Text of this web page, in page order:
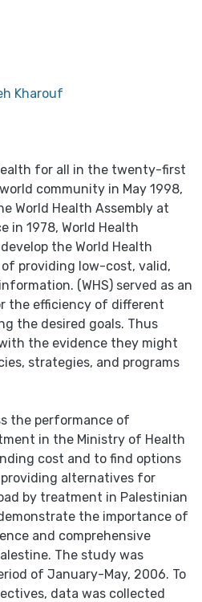
Kharouf
for all in the twenty-first
community in May 1998,
World Health Assembly at
in 1978, World Health
the World Health
of providing low-cost, valid,
(WHS) served as an
the efficiency of different
the desired goals. Thus
the evidence they might
strategies, and programs
the performance of
in the Ministry of Health
cost and to find options
alternatives for
by treatment in Palestinian
the importance of
and comprehensive
The study was
of January-May, 2006. To
data was collected